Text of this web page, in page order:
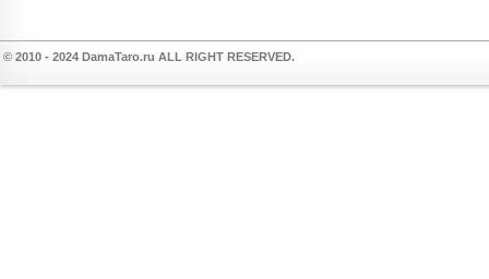
© 2010 - 2024 DamaTaro.ru ALL RIGHT RESERVED.